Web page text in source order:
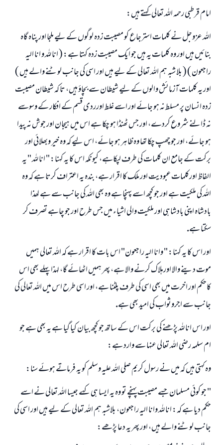
امام قرطبى رحمہ اللہ تعالى كہتے ہيں:
اللہ عزوجل نے كلمات استرجاع كو مصيبت زدہ لوگوں كے ليے ملجا اور پناہ گاہ
بنائيں ہيں اور وہ كلمات يہ ہيں جو ايك مصيبت زدہ كہتا ہے: ( انا للہ و انا اليہ
راجعون ) ( بلا شبہ ہم اللہ تعالى كے ليے ہيں اور اسى كى جانب لوٹنے والے ہيں )
اور يہ كلمات آزمائش والوں كے ليے شيطان سے بچاؤ ہيں، تا كہ شيطان مصيبت
زدہ انسان پر مسلط نہ ہو جائے اور اسے غلط اورردى قسم كے افكار كے وسوسے
نہ ڈالنے شروع كردے، اور جس ٹھنڈا ہو چكا ہے اس ميں ہيجان اور جوش نہ پيدا
ہو جائے، اور جو چھپ چكا تھا وہ ظاہر ہو جائے، اس ليے كہ وہ خير وبھلائى اور
بركت كے جامع ان كلمات كى طرف لپكاہے، كيونكہ اس كا يہ كہنا: " انا للہ " يہ
الفاظ اوركلمات عبوديت اور ملك كا اقرار ہے، بندہ يہ اعتراف كرتا ہے كہ وہ
اللہ كى ملكيت ہے اور جو كچھ اسے پہنچا ہے وہ بھى اللہ كى جانب سے ہے لھذا
بادشاہ اپنى بادشاہى اور ملكيت والى اشياء ميں جس طرح اور جو چاہے تصرف كر
سكتا ہے.
اور اس كا يہ كہنا: " وانا اليہ راجعون" اس بات كا اقرار ہے كہ اللہ تعالى ہميں
موت دينے والا اورہلاك كرنے والا ہے، پھر ہميں اٹھائے گا، لہذا پہلے بھى اس
كاحكم اور اخرت ميں بھى اسى كى طرف پلٹنا ہے، اور اسى طرح اس ميں اللہ تعالى كى
جانب سے اجروثواب كى اميد بھى ہے.
اور اس انا للہ پڑھنے كى بركت اس كے ساتھ جو كچھ بيان كيا گيا ہے يہ بھى ہے جو
ام سلمہ رضي اللہ تعالى عنہا سے وارد ہے:
وہ كہتى ہيں كہ ميں نے رسول كريم صلى اللہ عليہ وسلم كو يہ فرماتے ہوئے سنا:
" جو كوئى مسلمان جسے مصيبت پہنچے تو وہ يہ ايسا ہى كہے جيسا اللہ تعالى نے اسے
حكم ديا ہے كہ: انا للہ وانا اليہ راجعون، بلاشبہ ہم اللہ تعالى كے ليے ہيں اور اسى كى
جانب لوٹنے والے ہيں، اور پھر يہ دعا پڑھے: